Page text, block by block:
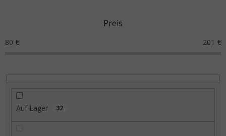
Preis
80 € 201 €
Auf Lager 32